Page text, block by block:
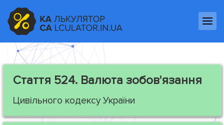
Стаття 524. Валюта зобов'язання
Цивільного кодексу України